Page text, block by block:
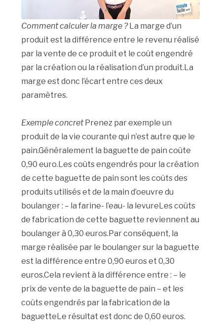
Comment calculer la marge ?La marge d’un
produit est la différence entre le revenu réalisé
par la vente de ce produit et le coût engendré
par la création ou la réalisation d’un produit.La
marge est donc l’écart entre ces deux
paramètres.
Exemple concretPrenez par exemple un
produit de la vie courante qui n’est autre que le
pain.Généralement la baguette de pain coûte
0,90 euro.Les coûts engendrés pour la création
de cette baguette de pain sont les coûts des
produits utilisés et de la main d’oeuvre du
boulanger : – la farine- l’eau- la levureLes coûts
de fabrication de cette baguette reviennent au
boulanger à 0,30 euros.Par conséquent, la
marge réalisée par le boulanger sur la baguette
est la différence entre 0,90 euros et 0,30
euros.Cela revient à la différence entre : – le
prix de vente de la baguette de pain – et les
coûts engendrés par la fabrication de la
baguetteLe résultat est donc de 0,60 euros.